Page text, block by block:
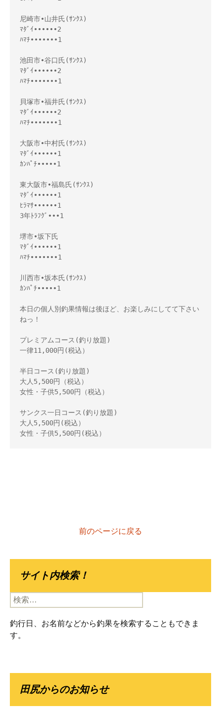
尼崎市•山井氏(ｻﾝｸｽ)
ﾏﾀﾞｲ••••••2
ﾊﾏﾁ•••••••1
池田市•谷口氏(ｻﾝｸｽ)
ﾏﾀﾞｲ••••••2
ﾊﾏﾁ•••••••1
貝塚市•福井氏(ｻﾝｸｽ)
ﾏﾀﾞｲ••••••2
ﾊﾏﾁ•••••••1
大阪市•中村氏(ｻﾝｸｽ)
ﾏﾀﾞｲ••••••1
ｶﾝﾊﾟﾁ•••••1
東大阪市•福島氏(ｻﾝｸｽ)
ﾏﾀﾞｲ••••••1
ﾋﾗﾏｻ••••••1
3年ﾄﾗﾌｸﾞ•••1
堺市•坂下氏
ﾏﾀﾞｲ••••••1
ﾊﾏﾁ•••••••1
川西市•坂本氏(ｻﾝｸｽ)
ｶﾝﾊﾟﾁ•••••1
本日の個人別釣果情報は後ほど、お楽しみにしてて下さい
ねっ！
プレミアムコース(釣り放題)
一律11,000円(税込）
半日コース(釣り放題)
大人5,500円（税込）
女性・子供5,500円（税込）
サンクス一日コース(釣り放題)
大人5,500円(税込）
女性・子供5,500円(税込）
前のページに戻る
サイト内検索！
検
索:
釣行日、お名前などから釣果を検索することもできま
す。
田尻からのお知らせ